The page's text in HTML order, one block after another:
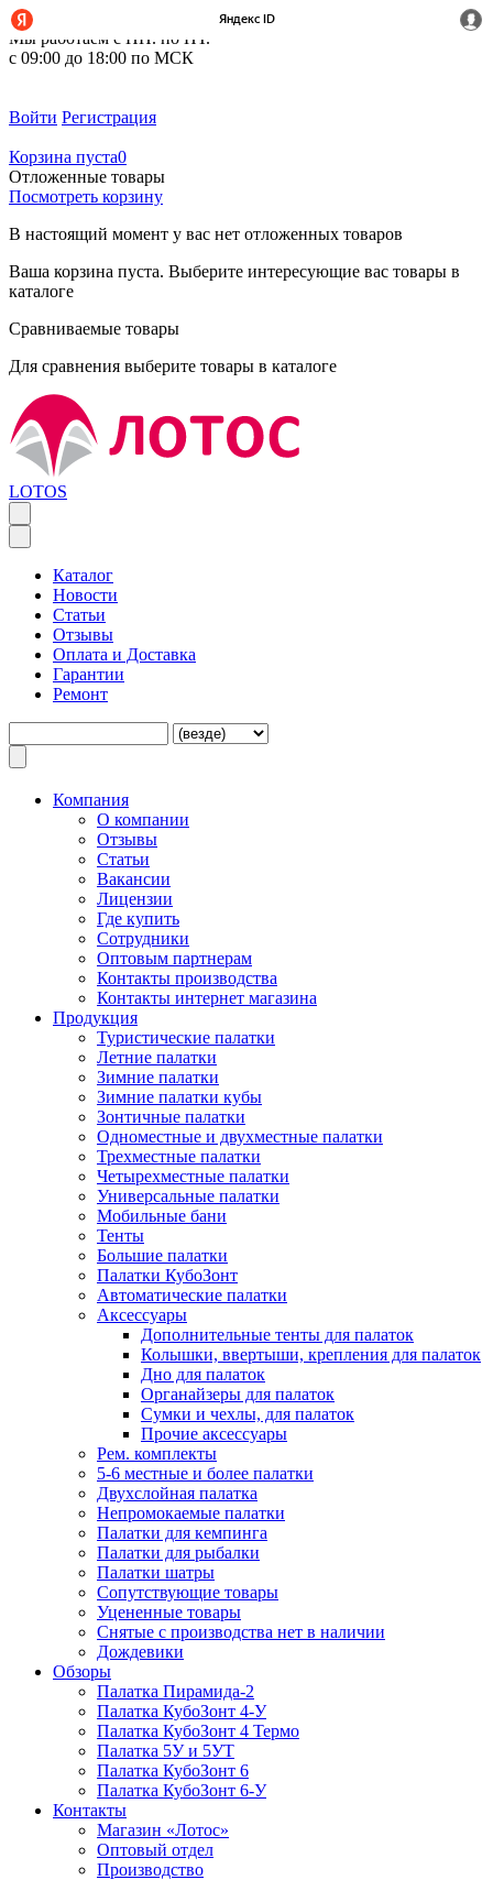
+7 (495) 212-14-37
Мы работаем с ПН. по ПТ.
с 09:00 до 18:00 по МСК
Войти Регистрация
Корзина пуста0
Отложенные товары
Посмотреть корзину
В настоящий момент у вас нет отложенных товаров
Ваша корзина пуста. Выберите интересующие вас товары в
каталоге
Сравниваемые товары
Для сравнения выберите товары в каталоге
LOTOS
Каталог
Новости
Статьи
Отзывы
Оплата и Доставка
Гарантии
Ремонт
Компания
O компании
Отзывы
Статьи
Вакансии
Лицензии
Где купить
Сотрудники
Оптовым партнерам
Контакты производства
Контакты интернет магазина
Продукция
Туристические палатки
Летние палатки
Зимние палатки
Зимние палатки кубы
Зонтичные палатки
Одноместные и двухместные палатки
Трехместные палатки
Четырехместные палатки
Универсальные палатки
Мобильные бани
Тенты
Большие палатки
Палатки КубоЗонт
Автоматические палатки
Аксессуары
Дополнительные тенты для палаток
Колышки, ввертыши, крепления для палаток
Дно для палаток
Органайзеры для палаток
Сумки и чехлы, для палаток
Прочие аксессуары
Рем. комплекты
5-6 местные и более палатки
Двухслойная палатка
Непромокаемые палатки
Палатки для кемпинга
Палатки для рыбалки
Палатки шатры
Сопутствующие товары
Уцененные товары
Снятые с производства нет в наличии
Дождевики
Обзоры
Палатка Пирамида-2
Палатка КубоЗонт 4-У
Палатка КубоЗонт 4 Термо
Палатка 5У и 5УТ
Палатка КубоЗонт 6
Палатка КубоЗонт 6-У
Контакты
Магазин «Лотос»
Оптовый отдел
Производство